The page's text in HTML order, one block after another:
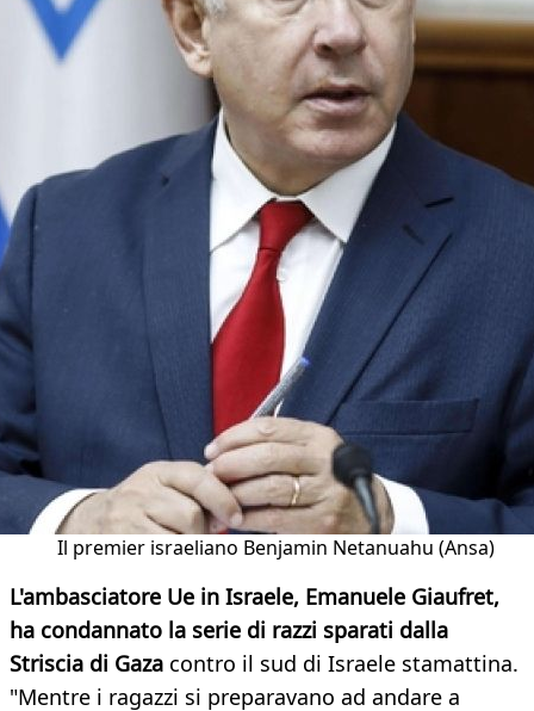
Il premier israeliano Benjamin Netanuahu (Ansa)
L'ambasciatore Ue in Israele, Emanuele Giaufret,
ha condannato la serie di razzi sparati dalla
Striscia di Gaza contro il sud di Israele stamattina.
"Mentre i ragazzi si preparavano ad andare a